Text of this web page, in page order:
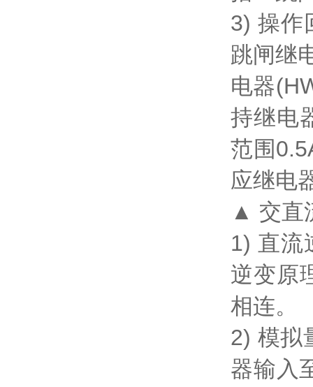
3) 操作
跳闸继
电器
持继电
范围
应继电
▲ 交直
1) 直流
逆变原
相连。
2) 模拟
器输入